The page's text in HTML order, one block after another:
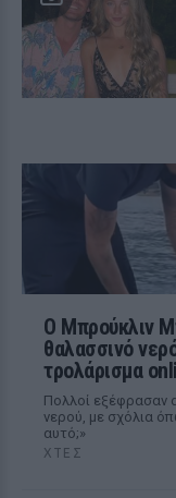
Ο Μπρούκλιν
θαλασσινό
τρολάρισμα
Πολλοί εξέφρασαν
νερού, με σχόλια
αυτό;»
ΧΤΕΣ